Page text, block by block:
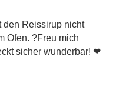
den Reissirup nicht
Ofen. ?Freu mich
sicher wunderbar! ❤